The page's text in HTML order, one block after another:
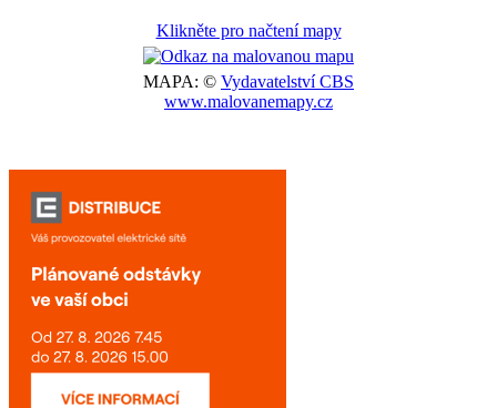
Klikněte pro načtení mapy
MAPA: © Vydavatelství CBS
www.malovanemapy.cz